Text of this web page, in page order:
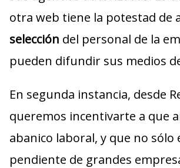
otra web tiene la potestad de
selección del personal de la
pueden difundir sus medios
En segunda instancia, desde
queremos incentivarte a que
abanico laboral, y que no sólo
pendiente de grandes